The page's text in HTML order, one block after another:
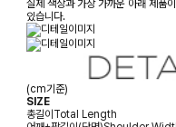
실제 색상과 가장 가까운 아래 제품
있습니다.
(cm기준)
SIZE
총길이Total Length